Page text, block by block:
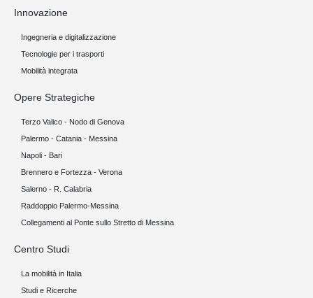
Innovazione
Ingegneria e digitalizzazione
Tecnologie per i trasporti
Mobilità integrata
Opere Strategiche
Terzo Valico - Nodo di Genova
Palermo - Catania - Messina
Napoli - Bari
Brennero e Fortezza - Verona
Salerno - R. Calabria
Raddoppio Palermo-Messina
Collegamenti al Ponte sullo Stretto di Messina
Centro Studi
La mobilità in Italia
Studi e Ricerche